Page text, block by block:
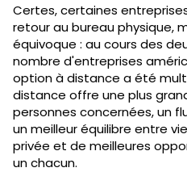
Certes, certaines
retour au bureau physique,
équivoque : au cours des
nombre d'entreprises
option à distance a été
distance offre une plus
personnes concernées, un
un meilleur équilibre entre
privée et de meilleures
un chacun.